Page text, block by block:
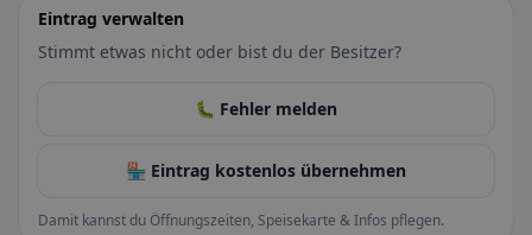
Eintrag verwalten
Stimmt etwas nicht oder bist du der Besitzer?
🐛 Fehler melden
🏪 Eintrag kostenlos übernehmen
Damit kannst du Öffnungszeiten, Speisekarte & Infos pflegen.